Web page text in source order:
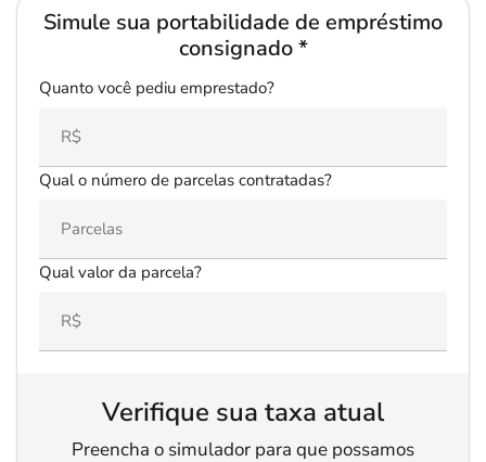
Simule sua portabilidade de empréstimo
consignado *
Quanto você pediu emprestado?
Qual o número de parcelas contratadas?
Qual valor da parcela?
Verifique sua taxa atual
Preencha o simulador para que possamos